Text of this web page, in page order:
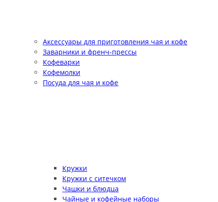
Аксессуары для приготовления чая и кофе
Заварники и френч-прессы
Кофеварки
Кофемолки
Посуда для чая и кофе
Кружки
Кружки с ситечком
Чашки и блюдца
Чайные и кофейные наборы